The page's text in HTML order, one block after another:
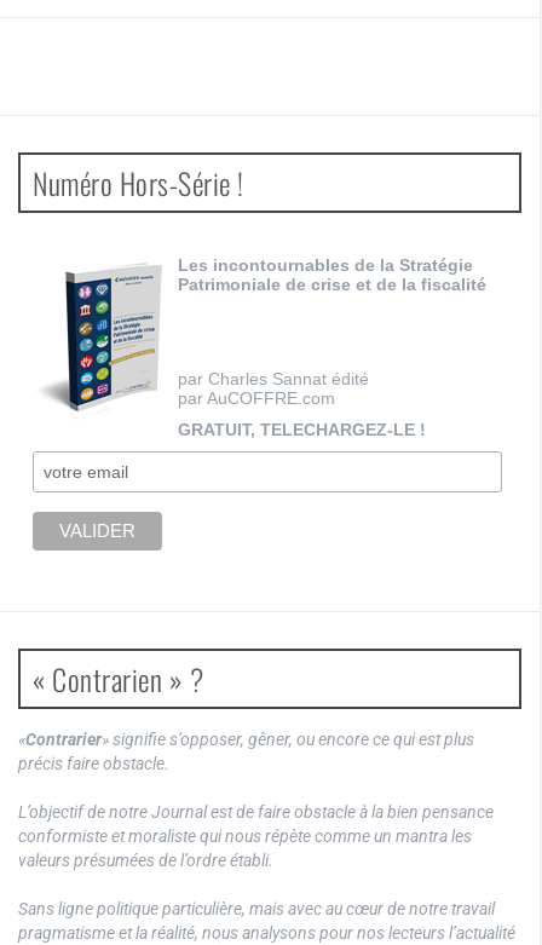
Numéro Hors-Série !
Les incontournables de la Stratégie
Patrimoniale de crise et de la fiscalité
par Charles Sannat édité
par AuCOFFRE.com
GRATUIT, TELECHARGEZ-LE !
« Contrarien » ?
«Contrarier» signifie s’opposer, gêner, ou encore ce qui est plus
précis faire obstacle.
L’objectif de notre Journal est de faire obstacle à la bien pensance
conformiste et moraliste qui nous répète comme un mantra les
valeurs présumées de l’ordre établi.
Sans ligne politique particulière, mais avec au cœur de notre travail
pragmatisme et la réalité, nous analysons pour nos lecteurs l’actualité